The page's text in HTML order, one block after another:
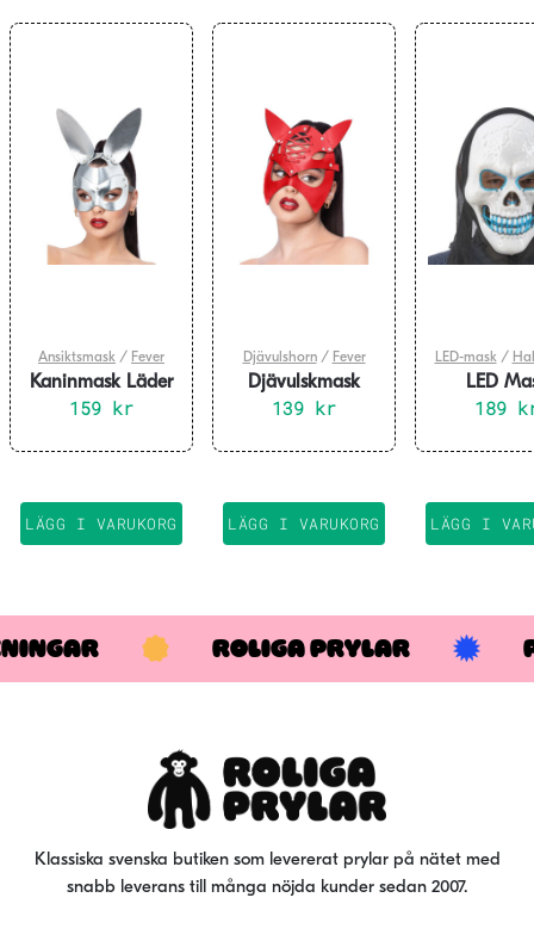
Ansiktsmask / Fever
Kaninmask Läder
Silver
159 kr
LÄGG I VARUKORG
Djävulshorn/ Fever
Djävulskmask
Läder Röd
139 kr
LÄGG I VARUKORG
LED-mask/
LED
Dödskalle
189
LÄGG I
ROLIGA PRYLAR
Klassiska svenska butiken som levererat prylar på nätet med
snabb leverans till många nöjda kunder sedan 2007.